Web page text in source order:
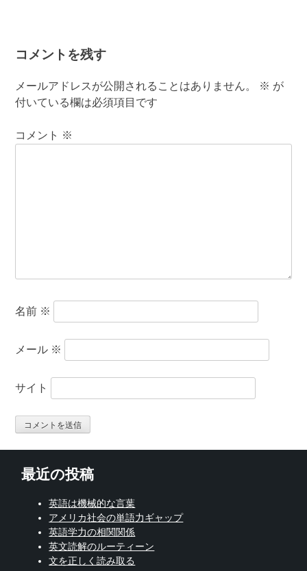
コメントを残す
メールアドレスが公開されることはありません。 ※ が
付いている欄は必須項目です
コメント ※
名前 ※
メール ※
サイト
最近の投稿
英語は機械的な言葉
アメリカ社会の単語力ギャップ
英語学力の相関関係
英文読解のルーティーン
文を正しく読み取る